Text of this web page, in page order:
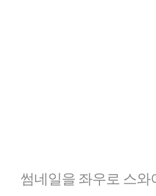
썸네일을 좌우로 스와